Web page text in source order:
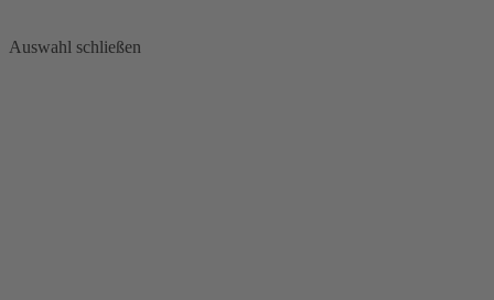
Auswahl schließen